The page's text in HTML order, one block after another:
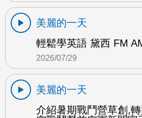
美麗的一天
輕鬆學英語 黛西 FM
2026/07/29
美麗的一天
介紹暑期戰鬥營草創,